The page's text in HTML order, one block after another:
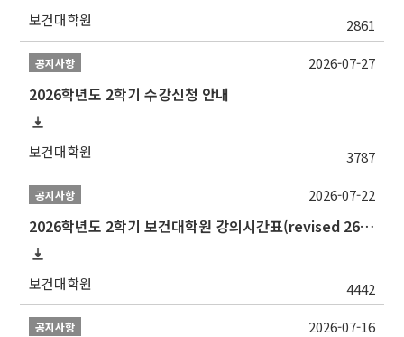
보건대학원 2861
공지사항
2026학년도 2학기 수강신청 안내
보건대학원 3787
2026-07-27
공지사항
2026학년도 2학기 보건대학원 강의시간표(revised 260803)(2026 2nd SEMESTER SNU GSPH TIMETABLE)
보건대학원 4442
2026-07-22
공지사항 2026-07-16